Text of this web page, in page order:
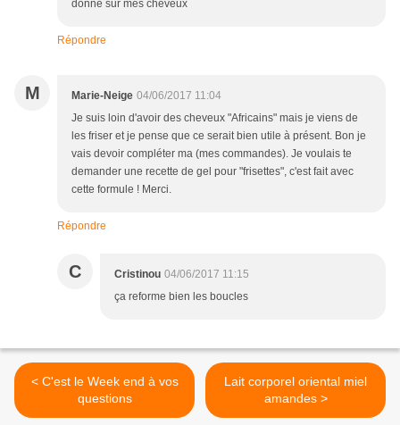
donne sur mes cheveux
Répondre
M Marie-Neige 04/06/2017 11:04
Je suis loin d'avoir des cheveux "Africains" mais je viens de
les friser et je pense que ce serait bien utile à présent. Bon je
vais devoir compléter ma (mes commandes). Je voulais te
demander une recette de gel pour "frisettes", c'est fait avec
cette formule ! Merci.
Répondre
C Cristinou 04/06/2017 11:15
ça reforme bien les boucles
< C'est le Week end à vos
questions
Lait corporel oriental miel
amandes >